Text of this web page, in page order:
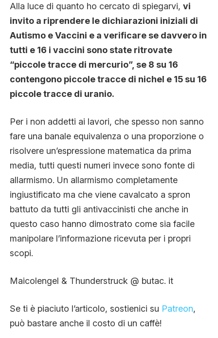
Alla luce di quanto ho cercato di spiegarvi, vi
invito a riprendere le dichiarazioni iniziali di
Autismo e Vaccini e a verificare se davvero in
tutti e 16 i vaccini sono state ritrovate
“piccole tracce di mercurio”, se 8 su 16
contengono piccole tracce di nichel e 15 su 16
piccole tracce di uranio.
Per i non addetti ai lavori, che spesso non sanno
fare una banale equivalenza o una proporzione o
risolvere un’espressione matematica da prima
media, tutti questi numeri invece sono fonte di
allarmismo. Un allarmismo completamente
ingiustificato ma che viene cavalcato a spron
battuto da tutti gli antivaccinisti che anche in
questo caso hanno dimostrato come sia facile
manipolare l’informazione ricevuta per i propri
scopi.
Maicolengel & Thunderstruck @ butac. it
Se ti è piaciuto l’articolo, sostienici su Patreon,
può bastare anche il costo di un caffè!